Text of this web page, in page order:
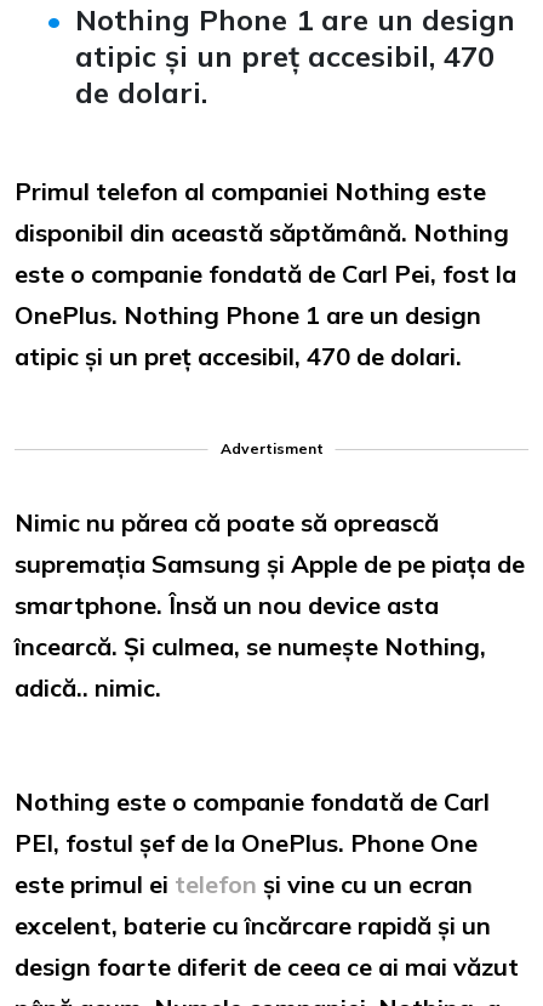
Nothing Phone 1 are un design
atipic și un preț accesibil, 470
de dolari.
Primul telefon al companiei Nothing este
disponibil din această săptămână. Nothing
este o companie fondată de Carl Pei, fost la
OnePlus. Nothing Phone 1 are un design
atipic și un preț accesibil, 470 de dolari.
Advertisment
Nimic nu părea că poate să oprească
supremația Samsung și Apple de pe piața de
smartphone. Însă un nou device asta
încearcă. Și culmea, se numește Nothing,
adică.. nimic.
Nothing este o companie fondată de Carl
PEI, fostul șef de la OnePlus. Phone One
este primul ei telefon și vine cu un ecran
excelent, baterie cu încărcare rapidă și un
design foarte diferit de ceea ce ai mai văzut